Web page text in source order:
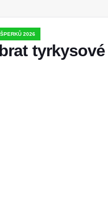
2026